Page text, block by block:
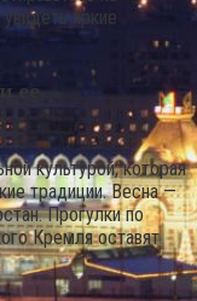
яркие
ее
культурой, которая
традиции. Весна —
Прогулки по
Кремля оставят